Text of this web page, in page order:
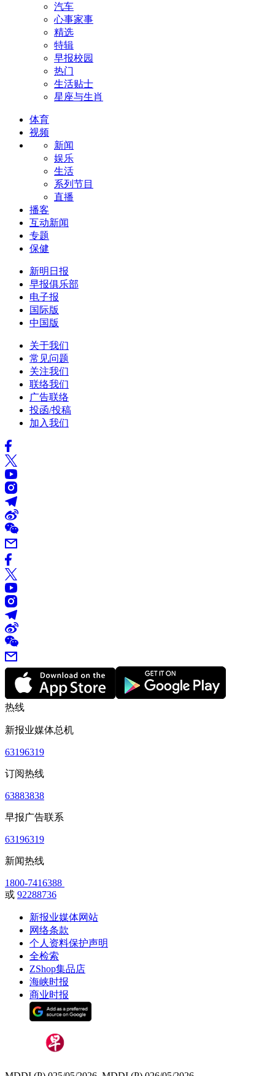
汽车
心事家事
精选
特辑
早报校园
热门
生活贴士
星座与生肖
体育
视频
新闻
娱乐
生活
系列节目
直播
播客
互动新闻
专题
保健
新明日报
早报俱乐部
电子报
国际版
中国版
关于我们
常见问题
关注我们
联络我们
广告联络
投函/投稿
加入我们
热线
新报业媒体总机
63196319
订阅热线
63883838
早报广告联系
63196319
新闻热线
1800-7416388
或 92288736
新报业媒体网站
网络条款
个人资料保护声明
全检索
ZShop集品店
海峡时报
商业时报